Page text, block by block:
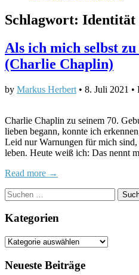
Schlagwort: Identität
Als ich mich selbst
(Charlie Chaplin)
by Markus Herbert • 8. Juli 2021 •
Charlie Chaplin zu seinem 70.
lieben begann, konnte ich
Leid nur Warnungen für mich
leben. Heute weiß ich: Das
Read more →
Suchen
nach:
Kategorien
Kategorien
Neueste Beiträge